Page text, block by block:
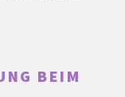
BEIM